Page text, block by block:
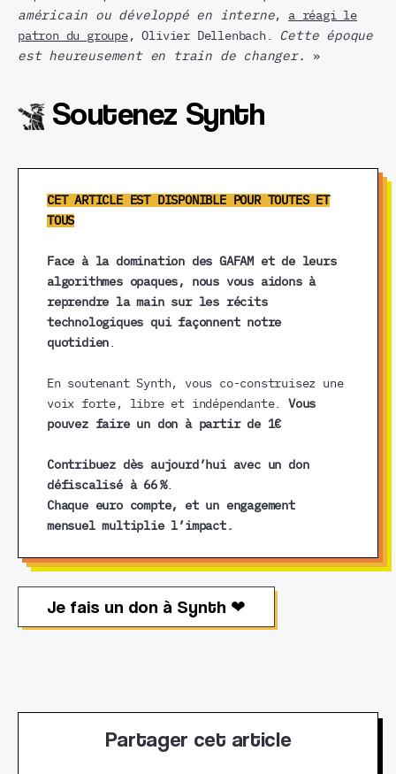
américain ou développé en interne, a réagi le
patron du groupe, Olivier Dellenbach.
Cette époque
est heureusement en train de changer. »
Soutenez Synth
CET ARTICLE EST DISPONIBLE POUR TOUTES ET
TOUS
Face à la domination des GAFAM et de leurs
algorithmes opaques, nous vous aidons à
reprendre la main sur les récits
technologiques qui façonnent notre
quotidien .
En soutenant Synth, vous co-construisez une
voix forte, libre et indépendante.Vous
pouvez faire un don à partir de 1€
Contribuez dès aujourd’hui avec un don
défiscalisé à 66 %.
Chaque euro compte, et un engagement
mensuel multiplie l’impact.
Je fais un don à Synth ❤︎
Partager cet article